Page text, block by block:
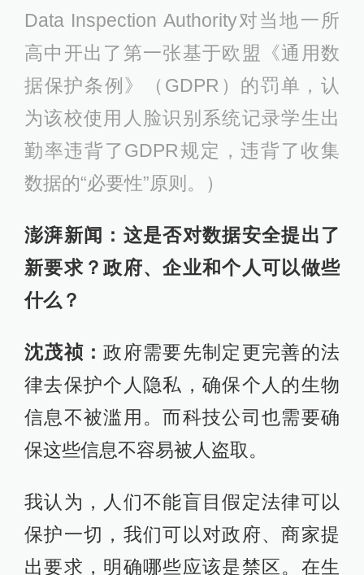
Data Inspection Authority对当地一所
高中开出了第一张基于欧盟《通用数
据保护条例》（GDPR）的罚单，认
为该校使用人脸识别系统记录学生出
勤率违背了GDPR规定，违背了收集
数据的“必要性”原则。）
澎湃新闻：这是否对数据安全提出了
新要求？政府、企业和个人可以做些
什么？
沈茂祯：政府需要先制定更完善的法
律去保护个人隐私，确保个人的生物
信息不被滥用。而科技公司也需要确
保这些信息不容易被人盗取。
我认为，人们不能盲目假定法律可以
保护一切，我们可以对政府、商家提
出要求，明确哪些应该是禁区。在生